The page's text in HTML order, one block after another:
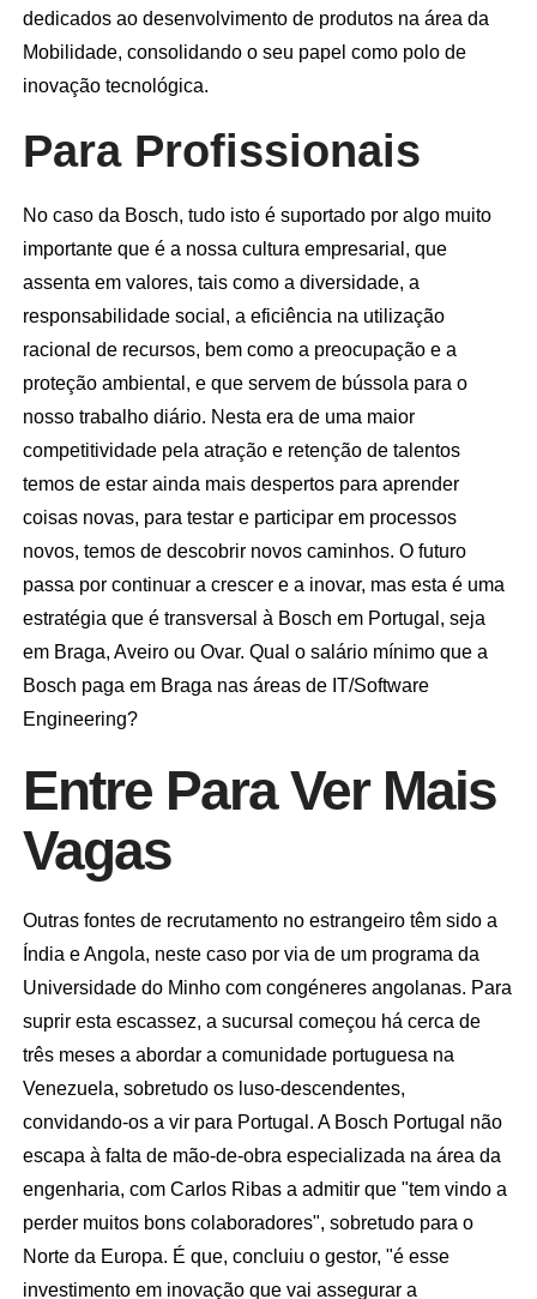
dedicados ao desenvolvimento de produtos na área da
Mobilidade, consolidando o seu papel como polo de
inovação tecnológica.
Para Profissionais
No caso da Bosch, tudo isto é suportado por algo muito
importante que é a nossa cultura empresarial, que
assenta em valores, tais como a diversidade, a
responsabilidade social, a eficiência na utilização
racional de recursos, bem como a preocupação e a
proteção ambiental, e que servem de bússola para o
nosso trabalho diário. Nesta era de uma maior
competitividade pela atração e retenção de talentos
temos de estar ainda mais despertos para aprender
coisas novas, para testar e participar em processos
novos, temos de descobrir novos caminhos. O futuro
passa por continuar a crescer e a inovar, mas esta é uma
estratégia que é transversal à Bosch em Portugal, seja
em Braga, Aveiro ou Ovar. Qual o salário mínimo que a
Bosch paga em Braga nas áreas de IT/Software
Engineering?
Entre Para Ver Mais
Vagas
Outras fontes de recrutamento no estrangeiro têm sido a
Índia e Angola, neste caso por via de um programa da
Universidade do Minho com congéneres angolanas. Para
suprir esta escassez, a sucursal começou há cerca de
três meses a abordar a comunidade portuguesa na
Venezuela, sobretudo os luso-descendentes,
convidando-os a vir para Portugal. A Bosch Portugal não
escapa à falta de mão-de-obra especializada na área da
engenharia, com Carlos Ribas a admitir que "tem vindo a
perder muitos bons colaboradores", sobretudo para o
Norte da Europa. É que, concluiu o gestor, "é esse
investimento em inovação que vai assegurar a